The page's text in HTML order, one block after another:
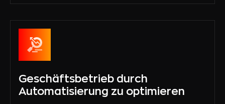
Geschäftsbetrieb durch
Automatisierung zu optimieren